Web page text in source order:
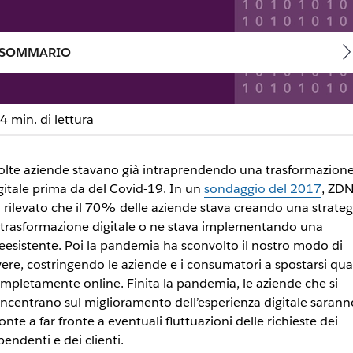
la cultura del
e del lavoro digitale saranno pronte a gestire le
4 min. di lettura
aziende stavano già intraprendendo una
prima da del Covid-19. In un sondaggio del 2017,
rilevato che il 70% delle aziende stava creando una
digitale o ne stava implementando una
Poi la pandemia ha sconvolto il nostro modo di
costringendo le aziende e i consumatori a spostarsi
online. Finita la pandemia, le aziende che si
sul miglioramento dell’esperienza digitale
a far fronte a eventuali fluttuazioni delle richieste dei
e dei clienti.